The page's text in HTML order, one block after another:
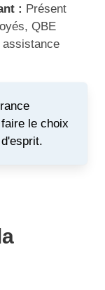
: Présent
QBE
le choix